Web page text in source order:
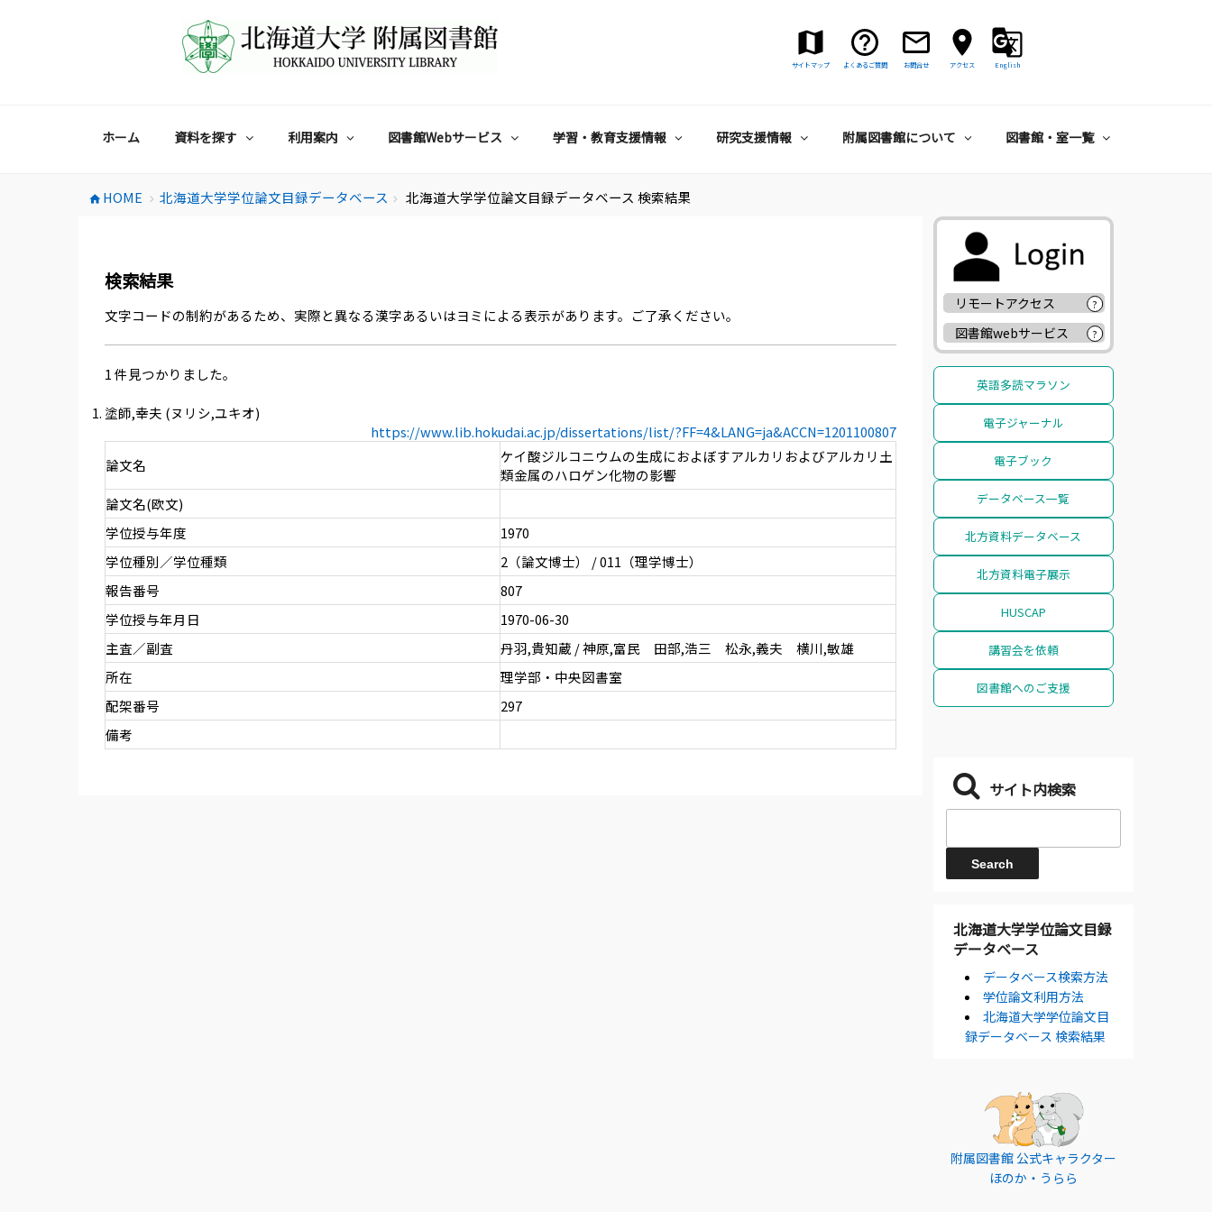
サイトマップ よくあるご質問 お問合せ アクセス English
ホーム 資料を探す 利用案内 図書館Webサービス 学習・教育支援情報 研究支援情報 附属図書館について 図書館・室一覧
home HOME chevron_right 北海道大学学位論文目録データベース chevron_right 北海道大学学位論文目録データベース 検索結果
検索結果
文字コードの制約があるため、実際と異なる漢字あるいはヨミによる表示があります。ご了承ください。
1 件見つかりました。
塗師,幸夫 (ヌリシ,ユキオ)
https://www.lib.hokudai.ac.jp/dissertations/list/?FF=4&LANG=ja&ACCN=1201100807
論文名
ケイ酸ジルコニウムの生成におよぼすアルカリおよびアルカリ土
類金属のハロゲン化物の影響
論文名(欧文)
学位授与年度
1970
学位種別／学位種類
2（論文博士） / 011（理学博士）
報告番号
807
学位授与年月日
1970-06-30
主査／副査
丹羽,貴知蔵 / 神原,富民 田部,浩三 松永,義夫 横川,敏雄
所在
理学部・中央図書室
配架番号
297
備考
リモートアクセス ?
図書館webサービス ?
英語多読マラソン
電子ジャーナル
電子ブック
データベース一覧
北方資料データベース
北方資料電子展示
HUSCAP
講習会を依頼
図書館へのご支援
サイト内検索
北海道大学学位論文目録
データベース
データベース検索方法
学位論文利用方法
北海道大学学位論文目
録データベース 検索結果
附属図書館 公式キャラクター
ほのか・うらら